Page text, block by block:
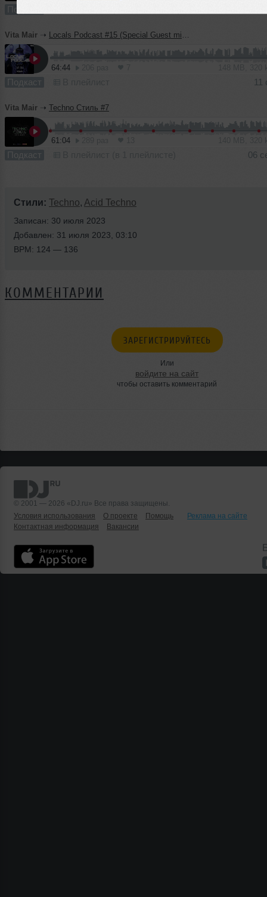
Подкаст
Vita Mair ➝ Locals Podcast #15 (Special Guest mix | Digital Pleasure Magazine)
64:44
Подкаст 11
Vita Mair ➝ Techno Стиль #7
61:04
Подкаст 06
Стили: Techno, Acid Techno
Записан: 30 июля 2023
Добавлен: 31 июля 2023, 03:10
BPM: 124 — 136
КОММЕНТАРИИ
ЗАРЕГИСТРИРУЙТЕСЬ
Или
войдите на сайт
чтобы оставить комментарий
© 2001 — 2026 «DJ.ru» Все права защищены.
Условия использования
О проекте Помощь
Реклама на сайте
Контактная информация
Вакансии